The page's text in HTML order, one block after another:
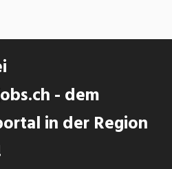
- dem
in der Region